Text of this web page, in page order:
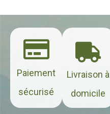
Paiement
sécurisé
Livraison à
domicile